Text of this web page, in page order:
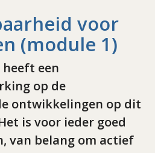
voor
(module 1)
een
op de
ontwikkelingen op dit
is voor ieder goed
van belang om actief